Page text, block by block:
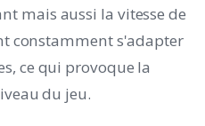
mais aussi la vitesse de
constamment s'adapter
ce qui provoque la
du jeu.